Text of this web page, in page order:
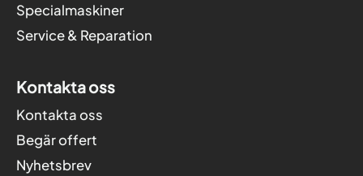
Specialmaskiner
Service & Reparation
Kontakta oss
Kontakta oss
Begär offert
Nyhetsbrev